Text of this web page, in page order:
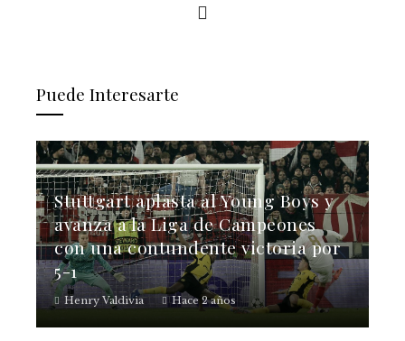
Puede Interesarte
Stuttgart aplasta al Young Boys y
avanza a la Liga de Campeones
con una contundente victoria por
5-1
Henry Valdivia Hace 2 años